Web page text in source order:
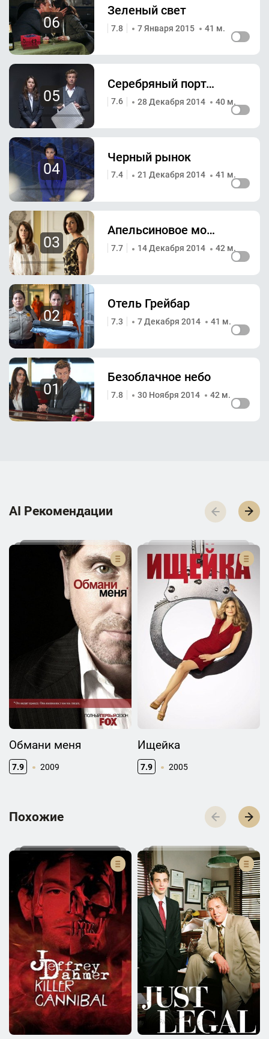
06
Зеленый свет
7.8 7 Января 2015 41 м.
05
Серебряный портфель
7.6 28 Декабря 2014 40 м.
04
Черный рынок
7.4 21 Декабря 2014 41 м.
03
Апельсиновое мороженое
7.7 14 Декабря 2014 42 м.
02
Отель Грейбар
7.3 7 Декабря 2014 41 м.
01
Безоблачное небо
7.8 30 Ноября 2014 42 м.
AI Р­е­к­о­м­е­н­д­а­ц­и­и
Обмани меня
7.9 2009
Ищейка
7.9 2005
П­­­о­­­х­­­о­­­ж­­­и­­­е